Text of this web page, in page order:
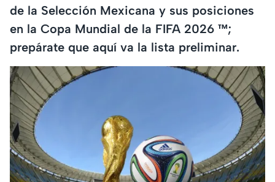
de la Selección Mexicana y sus posiciones
en la Copa Mundial de la FIFA 2026 ™;
prepárate que aquí va la lista preliminar.